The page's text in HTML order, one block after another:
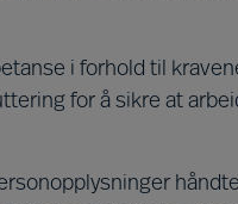
i forhold til
for å sikre at